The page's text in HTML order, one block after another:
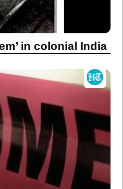
in colonial India